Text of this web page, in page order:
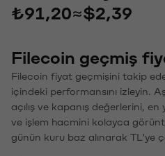
₺91,20≈$2,39
Filecoin geçmiş
Filecoin fiyat geçmişini takip
içindeki performansını izleyin.
açılış ve kapanış değerlerini,
ve işlem hacmini kolayca
günün kuru baz alınarak TL'ye